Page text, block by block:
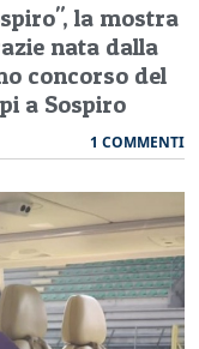
la mostra
nata dalla
concorso del
a Sospiro
1 COMMENTI